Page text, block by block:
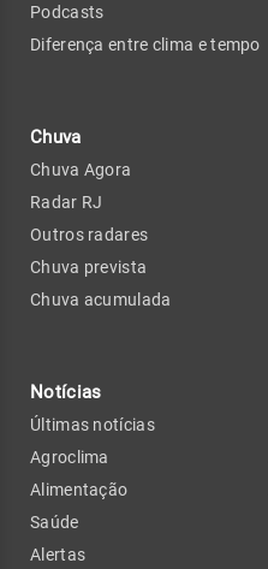
Podcasts
Diferença entre clima e tempo
Chuva
Chuva Agora
Radar RJ
Outros radares
Chuva prevista
Chuva acumulada
Notícias
Últimas notícias
Agroclima
Alimentação
Saúde
Alertas